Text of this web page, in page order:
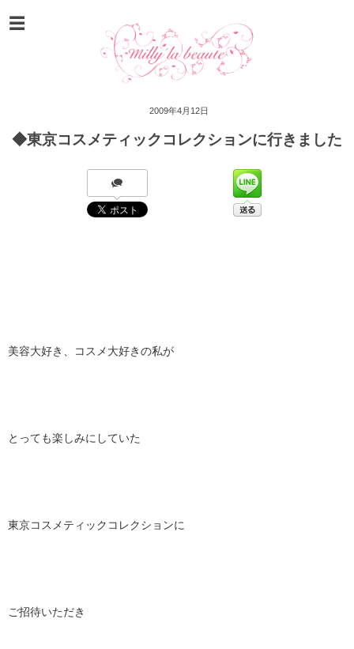
2009年4月12日
◆東京コスメティックコレクションに行きました
美容大好き、コスメ大好きの私が
とっても楽しみにしていた
東京コスメティックコレクションに
ご招待いただき